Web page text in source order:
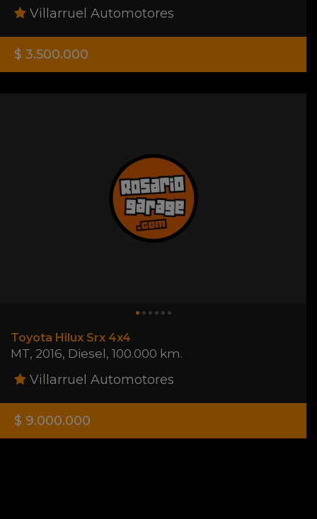
Villarruel Automotores
$ 3.500.000
Toyota Hilux Srx 4x4
MT, 2016, Diesel , 100.000 km.
Villarruel Automotores
$ 9.000.000